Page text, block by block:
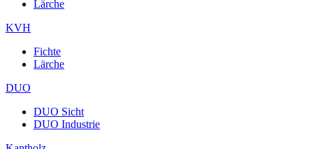
Lärche
KVH
Fichte
Lärche
DUO
DUO Sicht
DUO Industrie